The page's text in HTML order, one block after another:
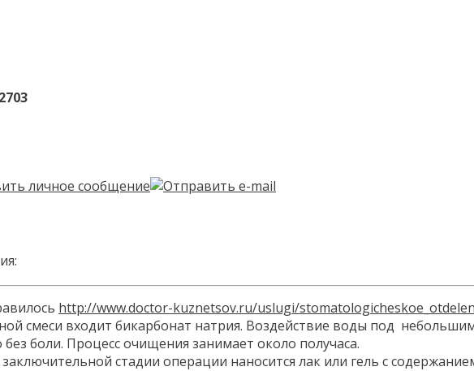
http://www.doctor-kuznetsov.ru/uslugi/
смеси входит бикарбонат натрия. Воздействие воды под
боли. Процесс очищения занимает около получаса.
стадии операции наносится лак или гель с